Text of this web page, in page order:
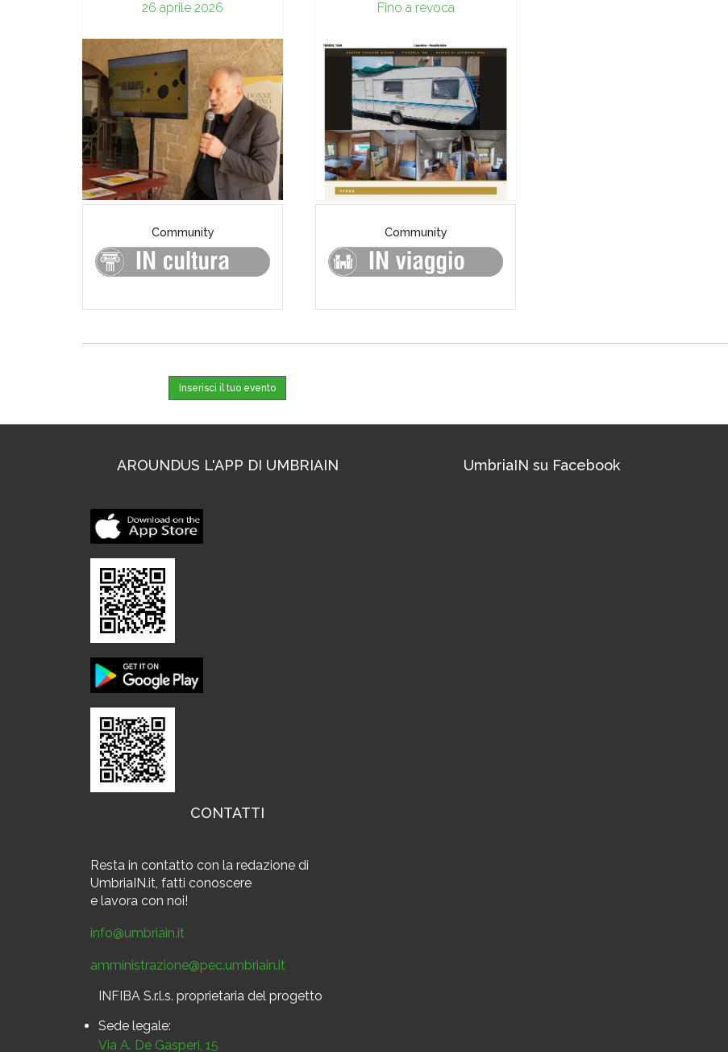
26 aprile 2026
Community
Fino a revoca
Community
Inserisci il tuo evento
AROUNDUS L'APP DI UMBRIAIN
CONTATTI
Resta in contatto con la redazione di
UmbriaIN.it, fatti conoscere
e lavora con noi!
info@umbriain.it
amministrazione@pec.umbriain.it
INFIBA S.r.l.s. proprietaria del progetto
Sede legale:
Via A. De Gasperi, 15
UmbriaIN su Facebook